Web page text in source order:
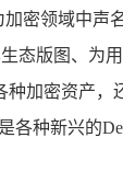
密领域中声
态版图、为
种加密资产，
各种新兴的